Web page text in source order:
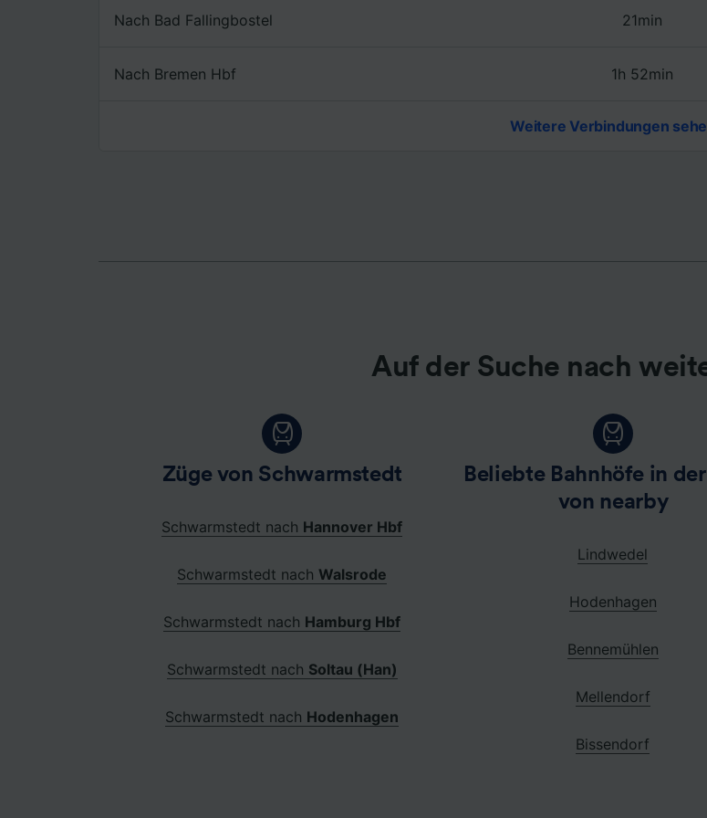
Nach Bad Fallingbostel 21min
Nach Bremen Hbf 1h 52min
Weitere Verbindungen
Auf der Suche nach
Züge von Schwarmstedt
Schwarmstedt nach Hannover Hbf
Schwarmstedt nach Walsrode
Schwarmstedt nach Hamburg Hbf
Schwarmstedt nach Soltau (Han)
Schwarmstedt nach Hodenhagen
Beliebte Bahnhöfe in
von nearby
Lindwedel
Hodenhagen
Bennemühlen
Mellendorf
Bissendorf